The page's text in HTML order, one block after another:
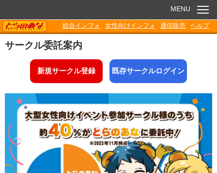
お知らせ
電子書籍
Q&A
各種ダウンロード
MENU
TORANOANA
総合インフォ 女性向けインフォ 通信販売 ヘルプ
サークル委託案内
新規サークル登録 既存サークルログイン